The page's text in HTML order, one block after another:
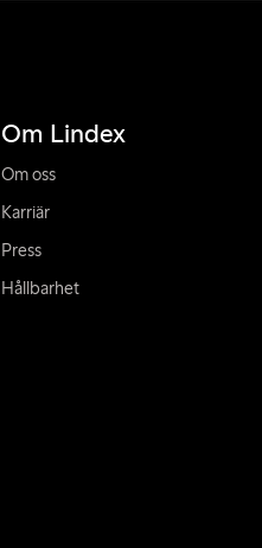
Om Lindex
Om oss
Karriär
Press
Hållbarhet